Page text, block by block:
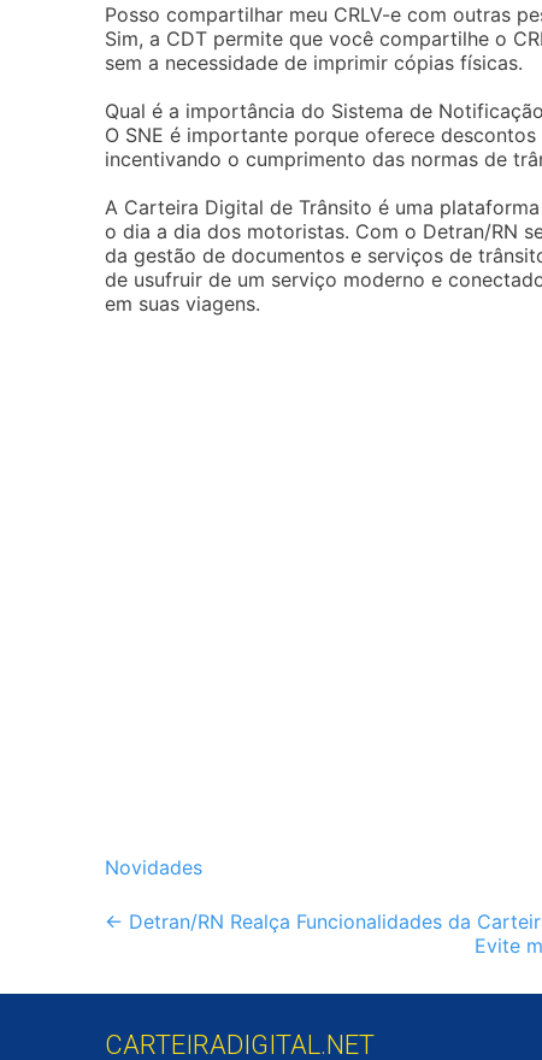
Posso compartilhar meu CRLV-e com outras
Sim, a CDT permite que você compartilhe o
sem a necessidade de imprimir cópias físicas.
Qual é a importância do Sistema de
O SNE é importante porque oferece
incentivando o cumprimento das normas de
A Carteira Digital de Trânsito é uma
o dia a dia dos motoristas. Com o Detran/RN
da gestão de documentos e serviços de
de usufruir de um serviço moderno e
em suas viagens.
Novidades
Post
← Detran/RN Realça Funcionalidades da
Evite
CARTEIRADIGITAL.NET